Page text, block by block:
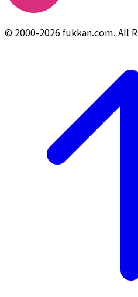
© 2000-2026 fukkan.com. All